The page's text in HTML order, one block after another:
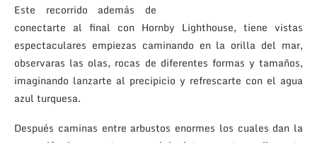
Este recorrido además de
conectarte al final con Hornby Lighthouse, tiene vistas
espectaculares empiezas caminando en la orilla del mar,
observaras las olas, rocas de diferentes formas y tamaños,
imaginando lanzarte al precipicio y refrescarte con el agua
azul turquesa.
Después caminas entre arbustos enormes los cuales dan la